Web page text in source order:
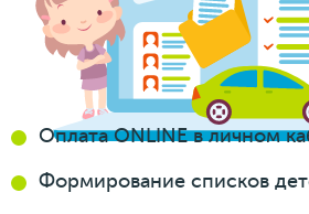
Оплата ONLINEв личном
Формирование списков